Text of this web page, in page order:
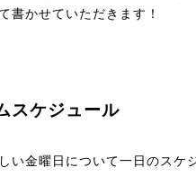
書かせていただきます！
スケジュール
い金曜日について一日のスケ